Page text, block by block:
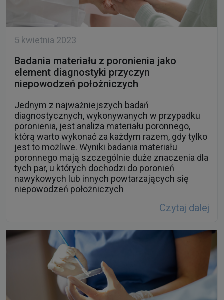
5 kwietnia 2023
Badania materiału z poronienia jako
element diagnostyki przyczyn
niepowodzeń położniczych
Jednym z najważniejszych badań
diagnostycznych, wykonywanych w przypadku
poronienia, jest analiza materiału poronnego,
którą warto wykonać za każdym razem, gdy tylko
jest to możliwe. Wyniki badania materiału
poronnego mają szczególnie duże znaczenia dla
tych par, u których dochodzi do poronień
nawykowych lub innych powtarzających się
niepowodzeń położniczych
Czytaj dalej